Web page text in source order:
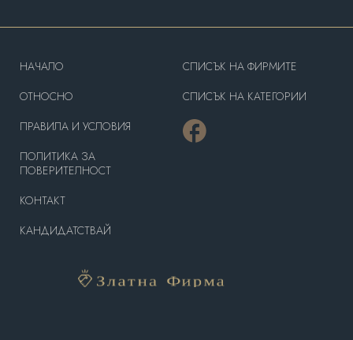
HAЧАЛО
OТНОСНО
ПРАВИЛА И УСЛОВИЯ
ПОЛИТИКА ЗА
ПОВЕРИТЕЛНОСТ
КОНТАКТ
КАНДИДАТСТВАЙ
СПИСЪК НА ФИРМИТЕ
СПИСЪК НА КАТЕГОРИИ